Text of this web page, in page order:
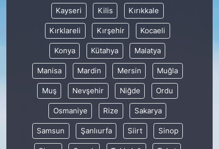
Kayseri Kilis Kırıkkale
Kırklareli Kırşehir Kocaeli
Konya Kütahya Malatya
Manisa Mardin Mersin Muğla
Muş Nevşehir Niğde Ordu
Osmaniye Rize Sakarya
Samsun Şanlıurfa Siirt Sinop